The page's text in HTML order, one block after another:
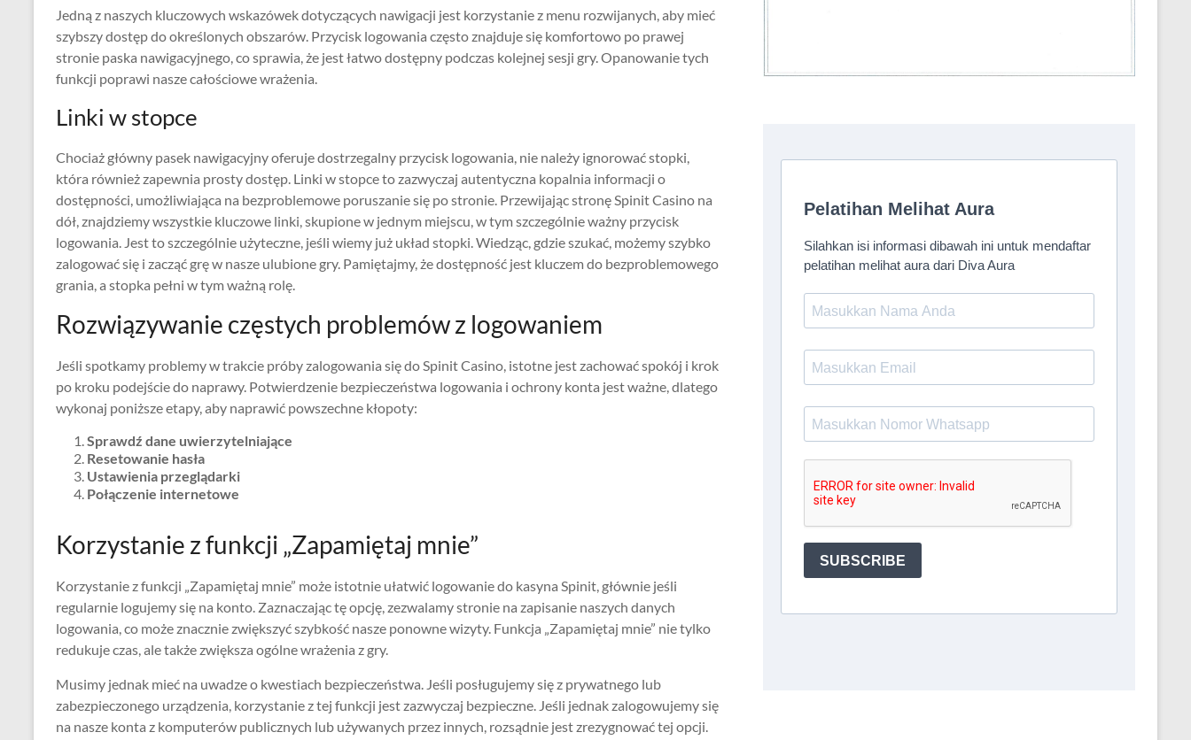
Jedną z naszych kluczowych wskazówek dotyczących nawigacji jest korzystanie z menu rozwijanych, aby mieć
szybszy dostęp do określonych obszarów. Przycisk logowania często znajduje się komfortowo po prawej
stronie paska nawigacyjnego, co sprawia, że jest łatwo dostępny podczas kolejnej sesji gry. Opanowanie tych
funkcji poprawi nasze całościowe wrażenia.
Linki w stopce
Chociaż główny pasek nawigacyjny oferuje dostrzegalny przycisk logowania, nie należy ignorować stopki,
która również zapewnia prosty dostęp. Linki w stopce to zazwyczaj autentyczna kopalnia informacji o
dostępności, umożliwiająca na bezproblemowe poruszanie się po stronie. Przewijając stronę Spinit Casino na
dół, znajdziemy wszystkie kluczowe linki, skupione w jednym miejscu, w tym szczególnie ważny przycisk
logowania. Jest to szczególnie użyteczne, jeśli wiemy już układ stopki. Wiedząc, gdzie szukać, możemy szybko
zalogować się i zacząć grę w nasze ulubione gry. Pamiętajmy, że dostępność jest kluczem do bezproblemowego
grania, a stopka pełni w tym ważną rolę.
Rozwiązywanie częstych problemów z logowaniem
Jeśli spotkamy problemy w trakcie próby zalogowania się do Spinit Casino, istotne jest zachować spokój i krok
po kroku podejście do naprawy. Potwierdzenie bezpieczeństwa logowania i ochrony konta jest ważne, dlatego
wykonaj poniższe etapy, aby naprawić powszechne kłopoty:
Sprawdź dane uwierzytelniające
Resetowanie hasła
Ustawienia przeglądarki
Połączenie internetowe
Korzystanie z funkcji „Zapamiętaj mnie”
Korzystanie z funkcji „Zapamiętaj mnie” może istotnie ułatwić logowanie do kasyna Spinit, głównie jeśli
regularnie logujemy się na konto. Zaznaczając tę opcję, zezwalamy stronie na zapisanie naszych danych
logowania, co może znacznie zwiększyć szybkość nasze ponowne wizyty. Funkcja „Zapamiętaj mnie” nie tylko
redukuje czas, ale także zwiększa ogólne wrażenia z gry.
Musimy jednak mieć na uwadze o kwestiach bezpieczeństwa. Jeśli posługujemy się z prywatnego lub
zabezpieczonego urządzenia, korzystanie z tej funkcji jest zazwyczaj bezpieczne. Jeśli jednak zalogowujemy się
na nasze konta z komputerów publicznych lub używanych przez innych, rozsądnie jest zrezygnować tej opcji.